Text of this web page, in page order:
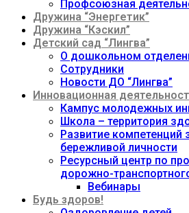
Профсоюзная
Дружина “Энергетик”
Дружина “Кэскил”
Детский сад “Лингва”
О дошкольном
Сотрудники
Новости ДО “Лингва”
Инновационная
Кампус молодежных
Школа – территория
Развитие компетенций
бережливой личности
Ресурсный центр по
дорожно-
Вебинары
Будь здоров!